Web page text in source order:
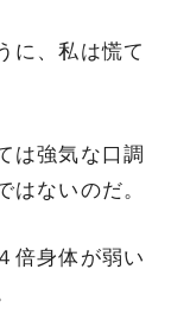
に、私は慌て
は強気な口調
はないのだ。
倍身体が弱い